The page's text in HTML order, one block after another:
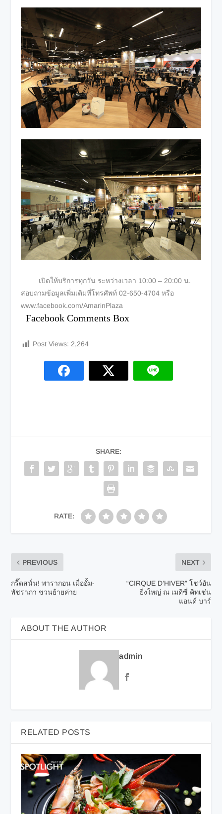
เปิดให้บริการทุกวัน ระหว่างเวลา 10:00 – 20:00 น.
สอบถามข้อมูลเพิ่มเติมที่โทรศัพท์ 02-650-4704 หรือ
www.facebook.com/AmarinPlaza
Facebook Comments Box
Post Views: 2,264
SHARE:
RATE:
PREVIOUS
กรี๊ดสนั่น! พารากอน เมื่ออั้ม-
พัชราภา ชวนย้ายค่าย
NEXT
“CIRQUE D’HIVER” โชว์อัน
ยิ่งใหญ่ ณ เมดิซี่ คิทเช่น
แอนด์ บาร์
ABOUT THE AUTHOR
admin
RELATED POSTS